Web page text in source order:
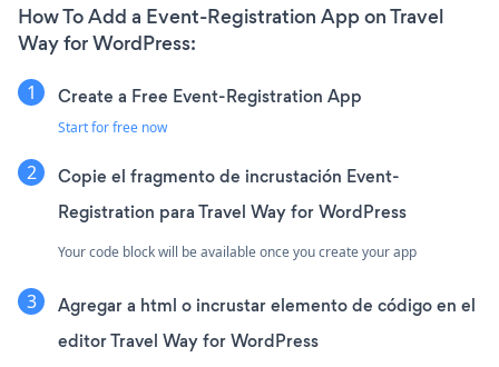
How To Add a Event-Registration App on Travel
Way for WordPress:
Create a Free Event-Registration App
Start for free now
Copie el fragmento de incrustación Event-
Registration para Travel Way for WordPress
Your code block will be available once you create your app
Agregar a html o incrustar elemento de código en el
editor Travel Way for WordPress